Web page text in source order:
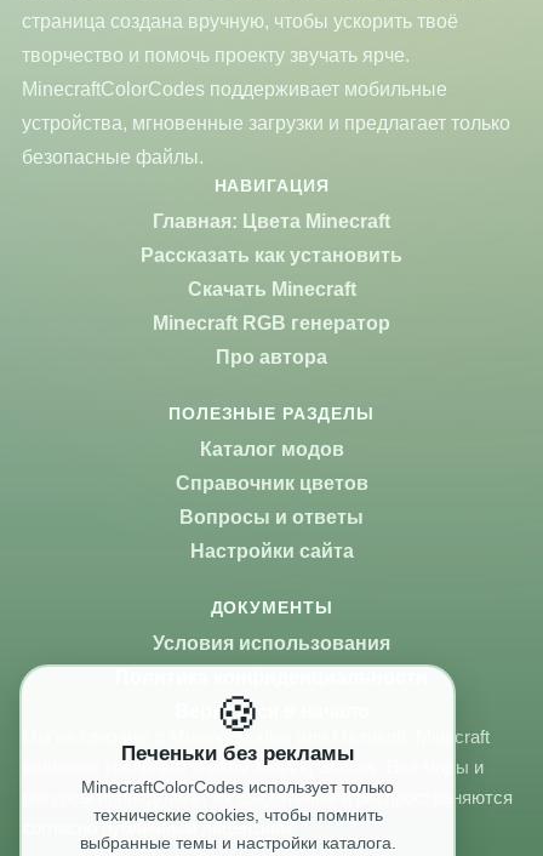
страница создана вручную, чтобы ускорить твоё
творчество и помочь проекту звучать ярче.
MinecraftColorCodes поддерживает мобильные
устройства, мгновенные загрузки и предлагает только
безопасные файлы.
НАВИГАЦИЯ
Главная: Цвета Minecraft
Рассказать как установить
Скачать Minecraft
Minecraft RGB генератор
Про автора
ПОЛЕЗНЫЕ РАЗДЕЛЫ
Каталог модов
Справочник цветов
Вопросы и ответы
Настройки сайта
ДОКУМЕНТЫ
Условия использования
Вернуться в начало
Мы не связаны с Mojang Studios или Microsoft. Minecraft
является товарным знаком Mojang Studios. Все моды и
ресурсы принадлежат их создателям и распространяются
согласно публичным лицензиям.
🍪
Печеньки без рекламы
MinecraftColorCodes использует только
технические cookies, чтобы помнить
выбранные темы и настройки каталога.